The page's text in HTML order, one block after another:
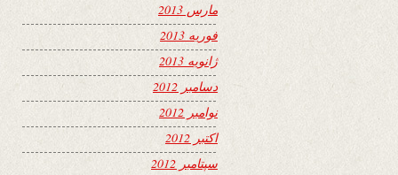
مارس 2013
فوریه 2013
ژانویه 2013
دسامبر 2012
نوامبر 2012
اکتبر 2012
سپتامبر 2012